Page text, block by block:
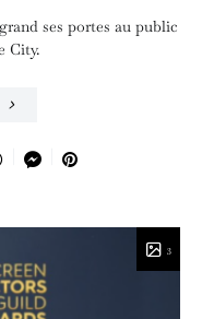
ses portes au public
City.
3